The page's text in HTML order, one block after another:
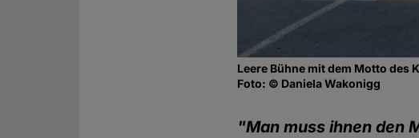
Leere Bühne mit dem Motto des
Foto: © Daniela Wakonigg
"Man muss ihnen den